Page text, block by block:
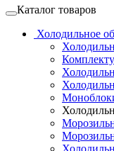
Каталог товаров
Холодильное